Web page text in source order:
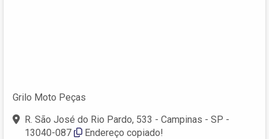
Grilo Moto Peças
R. São José do Rio Pardo, 533 - Campinas - SP -
13040-087
Endereço copiado!